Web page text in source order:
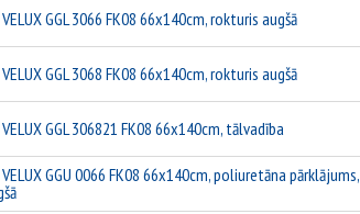
GGL 3066 FK08 66x140cm, rokturis augšā
GGL 3068 FK08 66x140cm, rokturis augšā
GGL 306821 FK08 66x140cm, tālvadība
GGU 0066 FK08 66x140cm, poliuretāna pārklājums,